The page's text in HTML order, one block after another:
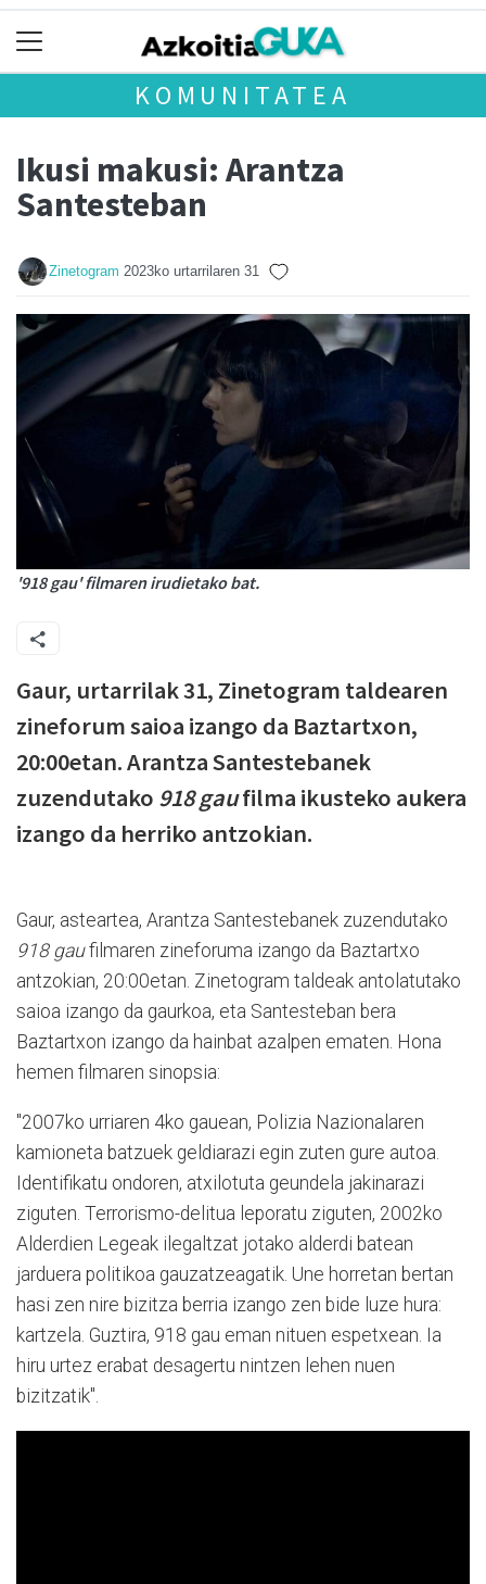
KOMUNITATEA
Ikusi makusi: Arantza
Santesteban
Zinetogram 2023ko urtarrilaren 31
'918 gau' filmaren irudietako bat.
Gaur, urtarrilak 31, Zinetogram taldearen
zineforum saioa izango da Baztartxon,
20:00etan. Arantza Santestebanek
zuzendutako 918 gaufilma ikusteko aukera
izango da herriko antzokian.
Gaur, asteartea, Arantza Santestebanek zuzendutako
918 gaufilmaren zineforuma izango da Baztartxo
antzokian, 20:00etan. Zinetogram taldeak antolatutako
saioa izango da gaurkoa, eta Santesteban bera
Baztartxon izango da hainbat azalpen ematen. Hona
hemen filmaren sinopsia:
"2007ko urriaren 4ko gauean, Polizia Nazionalaren
kamioneta batzuek geldiarazi egin zuten gure autoa.
Identifikatu ondoren, atxilotuta geundela jakinarazi
ziguten. Terrorismo-delitua leporatu ziguten, 2002ko
Alderdien Legeak ilegaltzat jotako alderdi batean
jarduera politikoa gauzatzeagatik. Une horretan bertan
hasi zen nire bizitza berria izango zen bide luze hura:
kartzela. Guztira, 918 gau eman nituen espetxean. Ia
hiru urtez erabat desagertu nintzen lehen nuen
bizitzatik".